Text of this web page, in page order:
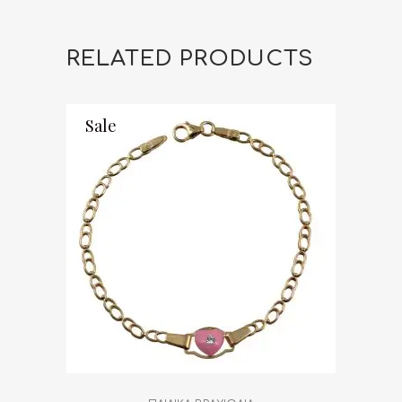
RELATED PRODUCTS
Sale